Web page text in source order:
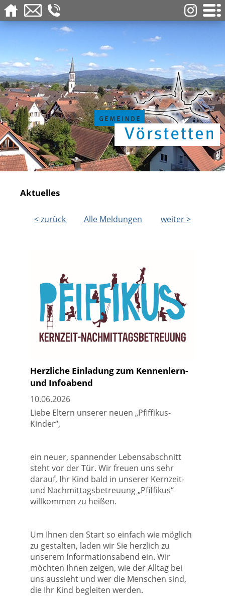
Aktuelles
< zurück Alle Meldungen weiter >
Herzliche Einladung zum Kennenlern-
und Infoabend
10.06.2026
Liebe Eltern unserer neuen „Pfiffikus-
Kinder“,
ein neuer, spannender Lebensabschnitt
steht vor der Tür. Wir freuen uns sehr
darauf, Ihr Kind bald in unserer Kernzeit-
und Nachmittagsbetreuung „Pfiffikus“
willkommen zu heißen.
Um Ihnen den Start so einfach wie möglich
zu gestalten, laden wir Sie herzlich zu
unserem Informationsabend ein. Wir
möchten Ihnen zeigen, wie der Alltag bei
uns aussieht und wer die Menschen sind,
die Ihr Kind begleiten werden.